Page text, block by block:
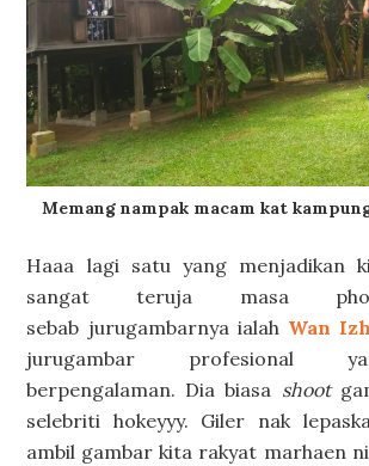
Memang nampak macam kat
Haaa lagi satu yang menjadikan
sangat teruja masa
sebab jurugambarnya ialah Wan
jurugambar profesional
berpengalaman. Dia biasa shoot
selebriti hokeyyy. Giler nak
ambil gambar kita rakyat marhaen